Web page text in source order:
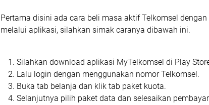
Pertama disini ada cara beli masa aktif Telkomsel
melalui aplikasi, silahkan simak caranya dibawah ini.
Silahkan download aplikasi MyTelkomsel di Play
Lalu login dengan menggunakan nomor Telkomsel.
Buka tab belanja dan klik tab paket kuota.
Selanjutnya pilih paket data dan selesaikan